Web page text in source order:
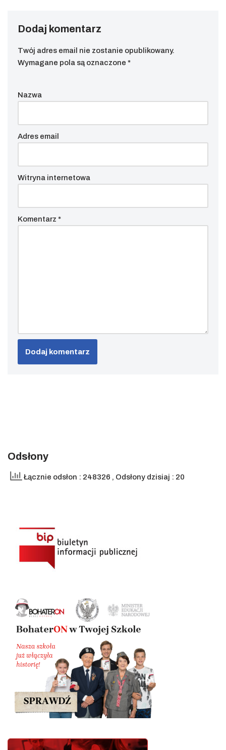
Dodaj komentarz
Twój adres email nie zostanie opublikowany.
Wymagane pola są oznaczone *
Nazwa
Adres email
Witryna internetowa
Komentarz *
Odsłony
Łącznie odsłon : 248326 , Odsłony dzisiaj : 20